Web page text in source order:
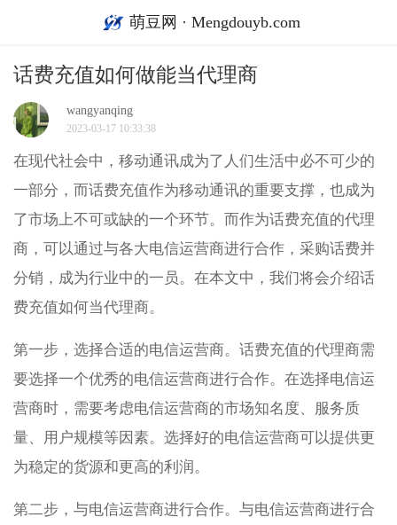
萌豆网 · Mengdouyb.com
话费充值如何做能当代理商
wangyanqing
2023-03-17 10:33:38
在现代社会中，移动通讯成为了人们生活中必不可少的
一部分，而话费充值作为移动通讯的重要支撑，也成为
了市场上不可或缺的一个环节。而作为话费充值的代理
商，可以通过与各大电信运营商进行合作，采购话费并
分销，成为行业中的一员。在本文中，我们将会介绍话
费充值如何当代理商。
第一步，选择合适的电信运营商。话费充值的代理商需
要选择一个优秀的电信运营商进行合作。在选择电信运
营商时，需要考虑电信运营商的市场知名度、服务质
量、用户规模等因素。选择好的电信运营商可以提供更
为稳定的货源和更高的利润。
第二步，与电信运营商进行合作。与电信运营商进行合